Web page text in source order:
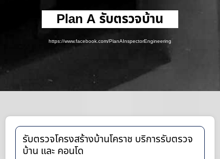
Plan A รับตรวจบ้าน
https://www.facebook.com/PlanAInspectorEngineering
รับตรวจโครงสร้างบ้านโคราช บริการรับตรวจ
บ้าน และ คอนโด